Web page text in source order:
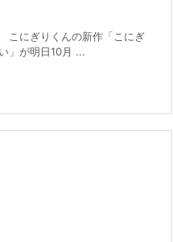
こにぎりくんの新作「こにぎ
」が明日10月 ...